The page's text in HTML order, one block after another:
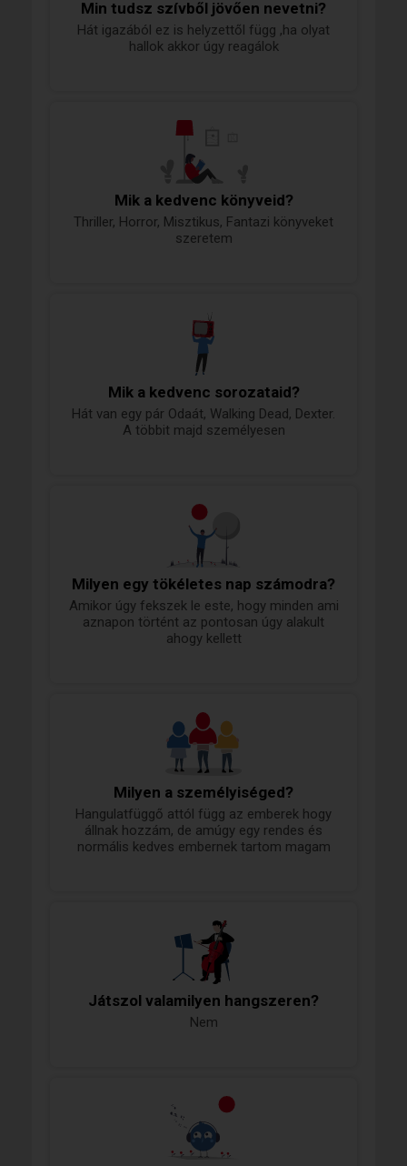
Min tudsz szívből jövően nevetni?
Hát igazából ez is helyzettől függ ,ha olyat
hallok akkor úgy reagálok
Mik a kedvenc könyveid?
Thriller, Horror, Misztikus, Fantazi könyveket
szeretem
Mik a kedvenc sorozataid?
Hát van egy pár Odaát, Walking Dead, Dexter.
A többit majd személyesen
Milyen egy tökéletes nap számodra?
Amikor úgy fekszek le este, hogy minden ami
aznapon történt az pontosan úgy alakult
ahogy kellett
Milyen a személyiséged?
Hangulatfüggő attól függ az emberek hogy
állnak hozzám, de amúgy egy rendes és
normális kedves embernek tartom magam
Játszol valamilyen hangszeren?
Nem